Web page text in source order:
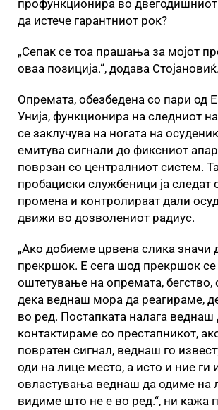
профункционира во
да истече гарантниот рок?
„Сепак се тоа прашања за мојот
оваа позиција.“, додава Стојановиќ.
Опремата, обезбедена со пари од
Унија, функционира на следниот
се заклучува на ногата на
емитува сигнали до фиксниот
поврзан со централниот систем.
пробациски службеници ја следат
промена и контролираат дали
движи во дозволениот радиус.
„Ако добиеме црвена слика значи
прекршок. Е сега шод прекршок
оштетување на опремата, бегство,
дека веднаш мора да реагираме,
во ред. Постапката налага веднаш
контактираме со престапникот,
повратен сигнал, веднаш го
оди на лице место, а исто и ние ги
овластувања веднаш да одиме на
видиме што не е во ред.“, ни кажа